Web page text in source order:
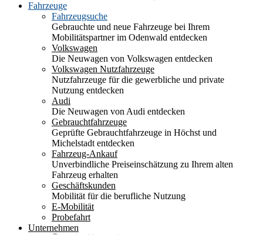
Fahrzeuge
Fahrzeugsuche
Gebrauchte und neue Fahrzeuge bei Ihrem
Mobilitätspartner im Odenwald entdecken
Volkswagen
Die Neuwagen von Volkswagen entdecken
Volkswagen Nutzfahrzeuge
Nutzfahrzeuge für die gewerbliche und private
Nutzung entdecken
Audi
Die Neuwagen von Audi entdecken
Gebrauchtfahrzeuge
Geprüfte Gebrauchtfahrzeuge in Höchst und
Michelstadt entdecken
Fahrzeug-Ankauf
Unverbindliche Preiseinschätzung zu Ihrem alten
Fahrzeug erhalten
Geschäftskunden
Mobilität für die berufliche Nutzung
E-Mobilität
Probefahrt
Unternehmen